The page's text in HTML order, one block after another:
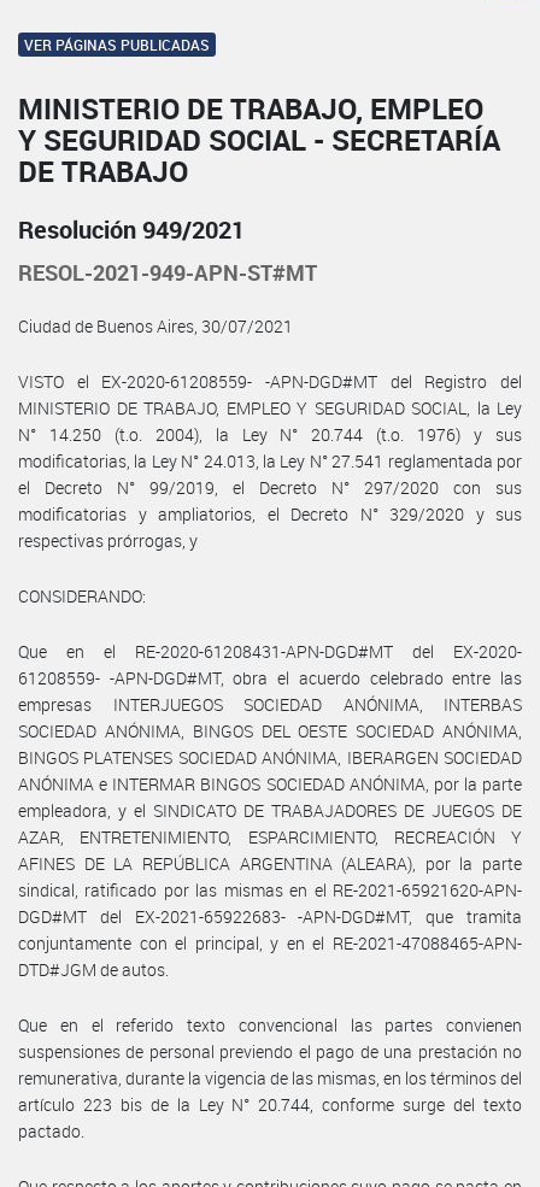
VER PÁGINAS PUBLICADAS
MINISTERIO DE TRABAJO, EMPLEO
Y SEGURIDAD SOCIAL - SECRETARÍA
DE TRABAJO
Resolución 949/2021
RESOL-2021-949-APN-ST#MT
Ciudad de Buenos Aires, 30/07/2021
VISTO el EX-2020-61208559- -APN-DGD#MT del Registro del
MINISTERIO DE TRABAJO, EMPLEO Y SEGURIDAD SOCIAL, la Ley
N° 14.250 (t.o. 2004), la Ley N° 20.744 (t.o. 1976) y sus
modificatorias, la Ley N° 24.013, la Ley N° 27.541 reglamentada por
el Decreto N° 99/2019, el Decreto N° 297/2020 con sus
modificatorias y ampliatorios, el Decreto N° 329/2020 y sus
respectivas prórrogas, y
CONSIDERANDO:
Que en el RE-2020-61208431-APN-DGD#MT del EX-2020-
61208559- -APN-DGD#MT, obra el acuerdo celebrado entre las
empresas INTERJUEGOS SOCIEDAD ANÓNIMA, INTERBAS
SOCIEDAD ANÓNIMA, BINGOS DEL OESTE SOCIEDAD ANÓNIMA,
BINGOS PLATENSES SOCIEDAD ANÓNIMA, IBERARGEN SOCIEDAD
ANÓNIMA e INTERMAR BINGOS SOCIEDAD ANÓNIMA, por la parte
empleadora, y el SINDICATO DE TRABAJADORES DE JUEGOS DE
AZAR, ENTRETENIMIENTO, ESPARCIMIENTO, RECREACIÓN Y
AFINES DE LA REPÚBLICA ARGENTINA (ALEARA), por la parte
sindical, ratificado por las mismas en el RE-2021-65921620-APN-
DGD#MT del EX-2021-65922683- -APN-DGD#MT, que tramita
conjuntamente con el principal, y en el RE-2021-47088465-APN-
DTD#JGM de autos.
Que en el referido texto convencional las partes convienen
suspensiones de personal previendo el pago de una prestación no
remunerativa, durante la vigencia de las mismas, en los términos del
artículo 223 bis de la Ley N° 20.744, conforme surge del texto
pactado.